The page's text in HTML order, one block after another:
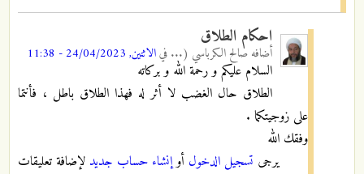
احكام الطلاق
أضافه صالح الكرباسي (... فيالاثنين, 24/04/2023 - 11:38
السلام عليكم و رحمة الله و بركاته
الطلاق حال الغضب لا أثر له فهذا الطلاق باطل ، فأنتما
على زوجيتكما .
وفقك الله
يرجى تسجيل الدخول أوإنشاء حساب جديد لإضافة تعليقات